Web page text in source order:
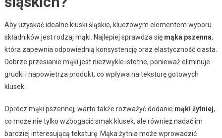
Aby uzyskać idealne kluski śląskie, kluczowym elementem wyboru
składników jest rodzaj mąki. Najlepiej sprawdza się mąka pszenna,
która zapewnia odpowiednią konsystencję oraz elastyczność ciasta.
Dobrze przesianie mąki jest niezwykle istotne, ponieważ eliminuje
grudki i napowietrza produkt, co wpływa na teksturę gotowych
klusek.
Oprócz mąki pszennej, warto także rozważyć dodanie mąki żytniej,
co może nie tylko wzbogacić smak klusek, ale również nadać im
bardziej interesującą teksturę. Mąka żytnia może wprowadzić